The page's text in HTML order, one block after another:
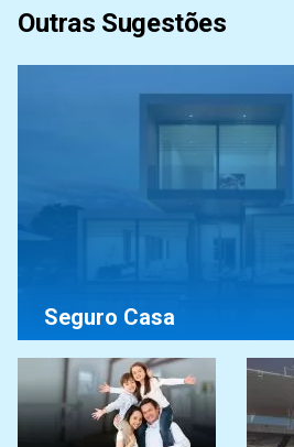
Outras Sugestões
Seguro Casa